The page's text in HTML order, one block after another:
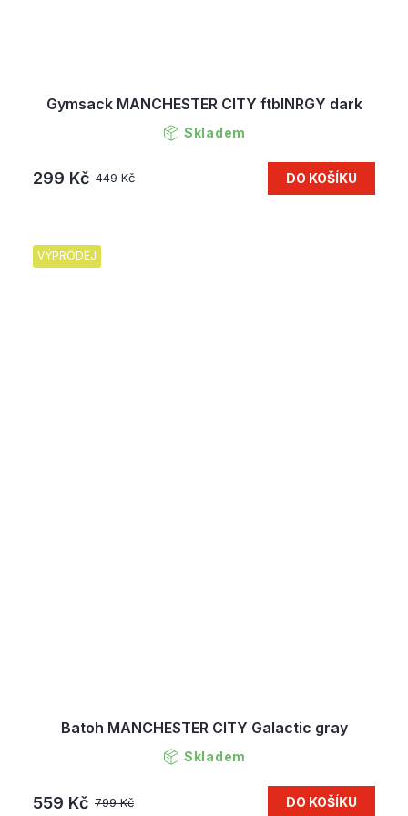
Gymsack MANCHESTER CITY ftblNRGY dark
Skladem
449 Kč
299 Kč DO KOŠÍKU
VÝPRODEJ
Batoh MANCHESTER CITY Galactic gray
Skladem
799 Kč
559 Kč DO KOŠÍKU